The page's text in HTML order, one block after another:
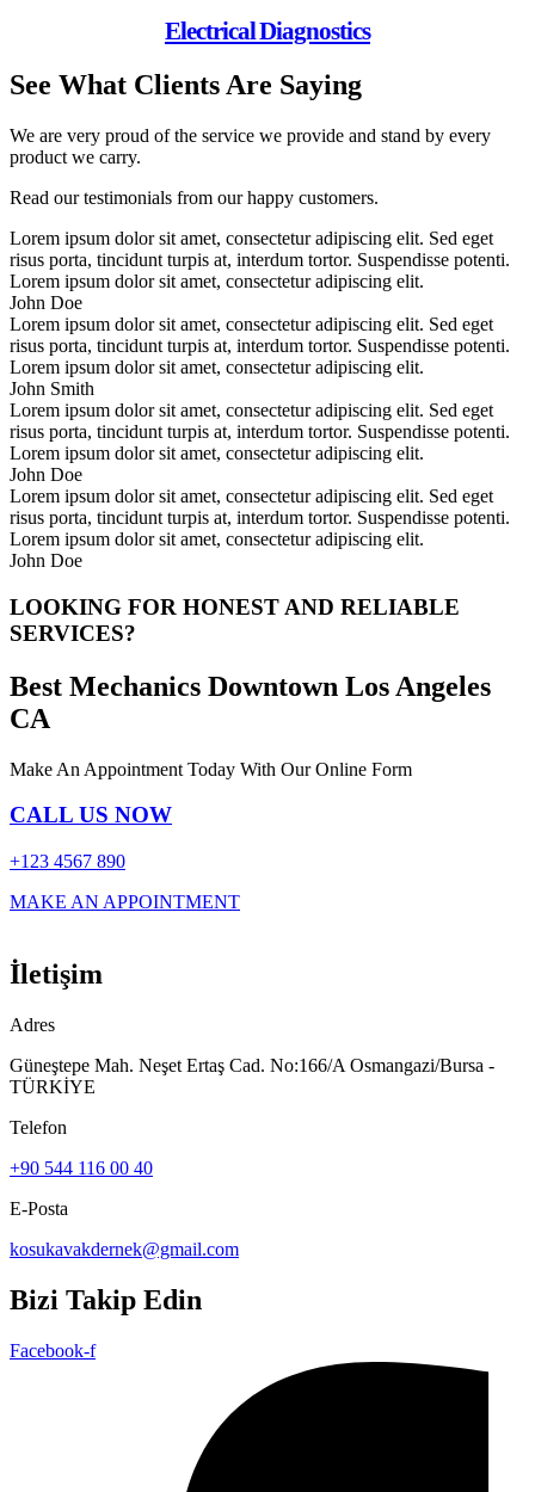
Electrical Diagnostics
See What Clients Are Saying
We are very proud of the service we provide and stand by every
product we carry.
Read our testimonials from our happy customers.
Lorem ipsum dolor sit amet, consectetur adipiscing elit. Sed eget
risus porta, tincidunt turpis at, interdum tortor. Suspendisse potenti.
Lorem ipsum dolor sit amet, consectetur adipiscing elit.
John Doe
Lorem ipsum dolor sit amet, consectetur adipiscing elit. Sed eget
risus porta, tincidunt turpis at, interdum tortor. Suspendisse potenti.
Lorem ipsum dolor sit amet, consectetur adipiscing elit.
John Smith
Lorem ipsum dolor sit amet, consectetur adipiscing elit. Sed eget
risus porta, tincidunt turpis at, interdum tortor. Suspendisse potenti.
Lorem ipsum dolor sit amet, consectetur adipiscing elit.
John Doe
Lorem ipsum dolor sit amet, consectetur adipiscing elit. Sed eget
risus porta, tincidunt turpis at, interdum tortor. Suspendisse potenti.
Lorem ipsum dolor sit amet, consectetur adipiscing elit.
John Doe
LOOKING FOR HONEST AND RELIABLE
SERVICES?
Best Mechanics Downtown Los Angeles
CA
Make An Appointment Today With Our Online Form
CALL US NOW
+123 4567 890
MAKE AN APPOINTMENT
İletişim
Adres
Güneştepe Mah. Neşet Ertaş Cad. No:166/A Osmangazi/Bursa -
TÜRKİYE
Telefon
+90 544 116 00 40
E-Posta
kosukavakdernek@gmail.com
Bizi Takip Edin
Facebook-f